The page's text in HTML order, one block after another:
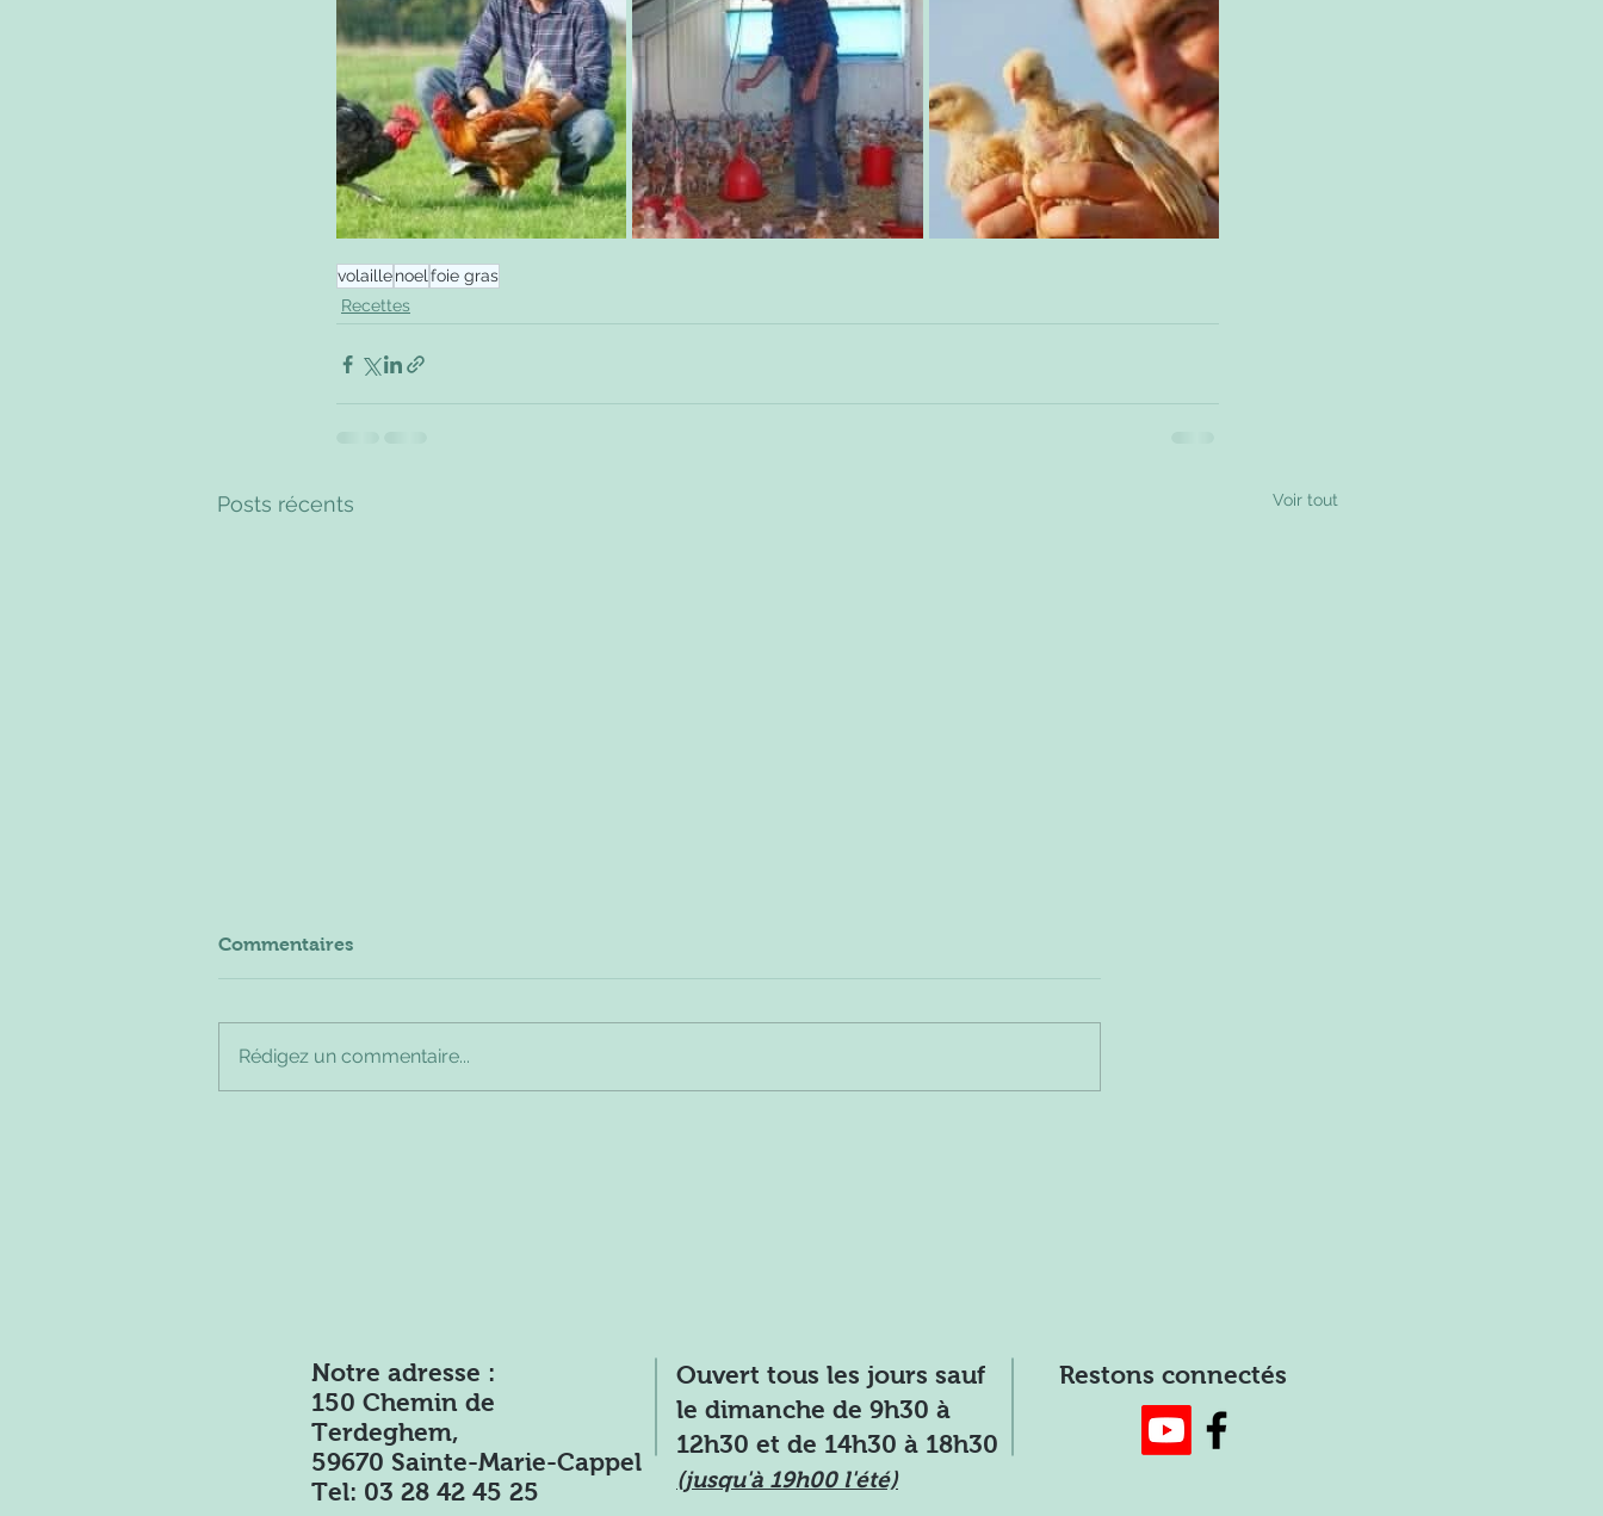
volaillenoel foie gras
Recettes
Posts récents Voir tout
Commentaires
Rédigez un commentaire...
Notre adresse :
150 Chemin de
Terdeghem,
59670 Sainte-Marie-Cappel
Tel: 03 28 42 45 25
Restons connectés
Ouvert tous les jours sauf
le dimanche de 9h30 à
12h30 et de 14h30 à 18h30
(jusqu'à 19h00 l'été)